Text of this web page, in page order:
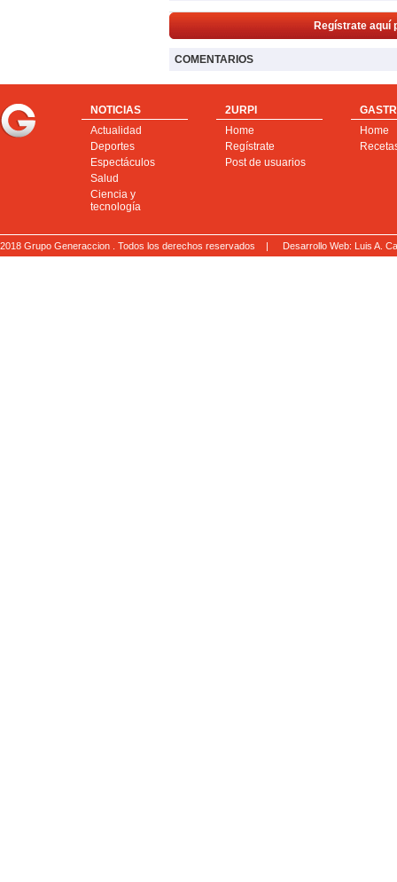
Regístrate aquí
COMENTARIOS
NOTICIAS
Actualidad
Deportes
Espectáculos
Salud
Ciencia y
tecnología
2URPI
Home
Regístrate
Post de usuarios
Home
2018 Grupo Generaccion . Todos los derechos reservados | Desarrollo Web: Luis